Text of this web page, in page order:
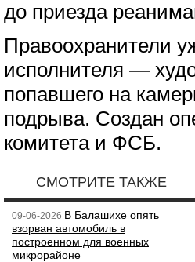
до приезда
Правоохранители
исполнителя —
попавшего на
подрыва. Создан
комитета и ФСБ.
СМОТРИТЕ ТАКЖЕ
09-06-2026 В Балашихе опять
взорван автомобиль в
построенном для военных
микрорайоне